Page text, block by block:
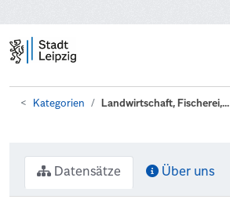
Kategorien Landwirtschaft, Fischerei,...
Datensätze Über uns